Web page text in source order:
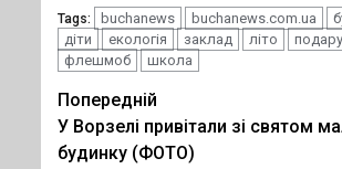
Tags: buchanews buchanews.com.ua
діти
екологія заклад літо
флешмоб
школа
Post
navigation
Попередній
У Ворзелі привітали зі святом
будинку (ФОТО)